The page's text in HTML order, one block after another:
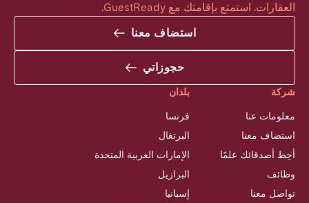
العقارات. استمتع بإقامتك مع GuestReady.
استضاف معنا
حجوزاتي
شركة
معلومات عنا
استضاف معنا
أحِط أصدقائك علمًا
وظائف
تواصل معنا
بلدان
فرنسا
البرتغال
الإمارات العربية المتحدة
البرازيل
إسبانيا